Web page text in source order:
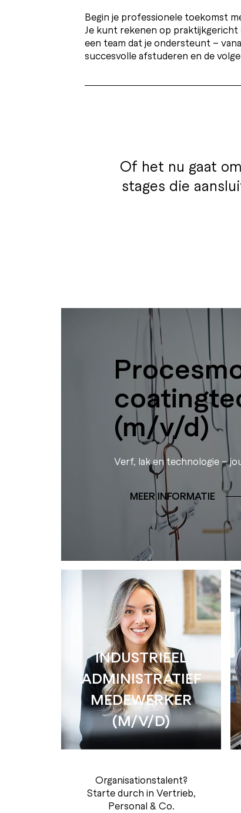
Begin je professionele toekomst
Je kunt rekenen op praktijkgericht
een team dat je ondersteunt –
succesvolle afstuderen en de
Of het nu gaat
stages die
(m/v/d)
Verf, lak en technologie –
MEER INFORMATIE
INDUSTRIEEL
ADMINISTRATIEF
MEDEWERKER
(M/V/D)
Organisationstalent?
Starte durch in Vertrieb,
Personal & Co.